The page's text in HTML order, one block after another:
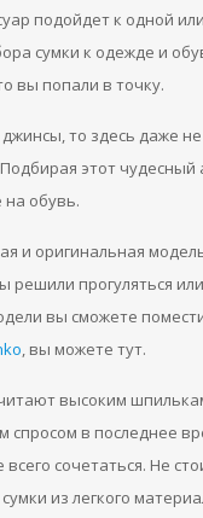
подойдет к одной
сумки к одежде и
вы попали в точку.
то здесь даже
этот чудесный
на обувь.
и оригинальная
решили прогуляться
вы сможете
, вы можете тут.
высоким
в последнее
сочетаться. Не
из легкого